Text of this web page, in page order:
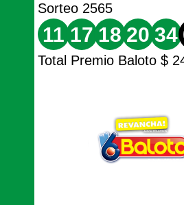
Sorteo 2565
11 17 18 20 34
Total Premio Baloto $